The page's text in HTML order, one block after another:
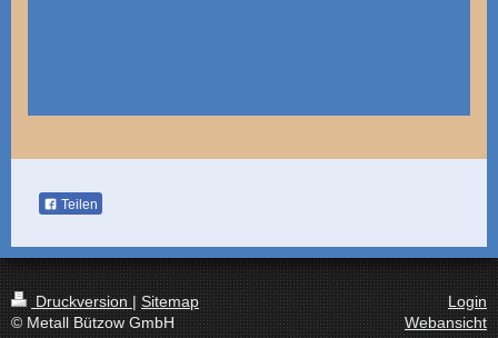
Teilen
Druckversion| Sitemap
© Metall Bützow GmbH
Login
Webansicht